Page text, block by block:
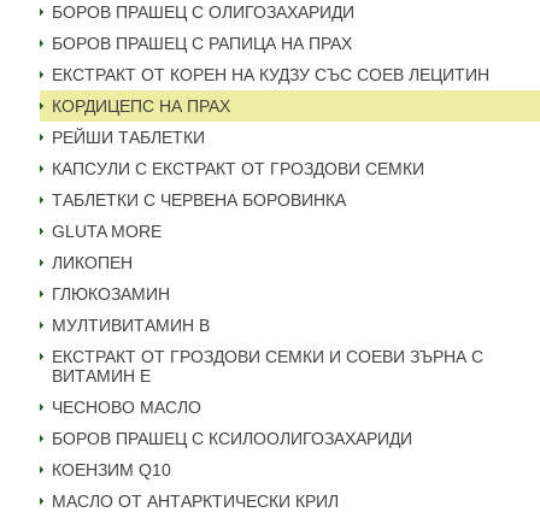
БОРОВ ПРАШЕЦ С ОЛИГОЗАХАРИДИ
БОРОВ ПРАШЕЦ С РАПИЦА НА ПРАХ
ЕКСТРАКТ ОТ КОРЕН НА КУДЗУ СЪС СОЕВ ЛЕЦИТИН
КОРДИЦЕПС НА ПРАХ
РЕЙШИ ТАБЛЕТКИ
КАПСУЛИ С ЕКСТРАКТ ОТ ГРОЗДОВИ СЕМКИ
ТАБЛЕТКИ С ЧЕРВЕНА БОРОВИНКА
GLUTA MORE
ЛИКОПЕН
ГЛЮКОЗАМИН
МУЛТИВИТАМИН B
ЕКСТРАКТ ОТ ГРОЗДОВИ СЕМКИ И СОЕВИ ЗЪРНА С
ВИТАМИН Е
ЧЕСНОВО МАСЛО
БОРОВ ПРАШЕЦ С КСИЛООЛИГОЗАХАРИДИ
КОЕНЗИМ Q10
МАСЛО ОТ АНТАРКТИЧЕСКИ КРИЛ